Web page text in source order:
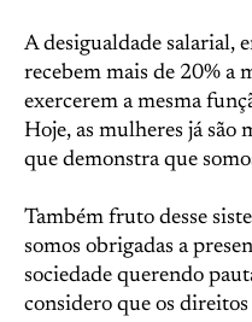
A desigualdade salarial,
recebem mais de 20% a
exercerem a mesma
Hoje, as mulheres já são
que demonstra que
Também fruto desse
somos obrigadas a
sociedade querendo
considero que os